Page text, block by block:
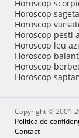
Horoscop
Horoscop
Horoscop
Horoscop pesti
Horoscop leu azi
Horoscop
Horoscop
Horoscop
Copyright © 2001-
Politica de
Contact